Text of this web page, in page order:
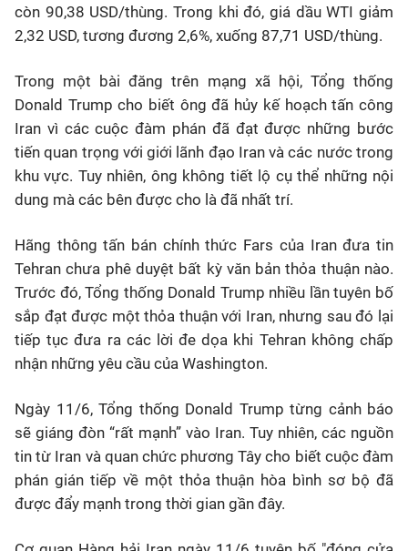
còn 90,38 USD/thùng. Trong khi đó, giá dầu WTI giảm
2,32 USD, tương đương 2,6%, xuống 87,71 USD/thùng.
Trong một bài đăng trên mạng xã hội, Tổng thống
Donald Trump cho biết ông đã hủy kế hoạch tấn công
Iran vì các cuộc đàm phán đã đạt được những bước
tiến quan trọng với giới lãnh đạo Iran và các nước trong
khu vực. Tuy nhiên, ông không tiết lộ cụ thể những nội
dung mà các bên được cho là đã nhất trí.
Hãng thông tấn bán chính thức Fars của Iran đưa tin
Tehran chưa phê duyệt bất kỳ văn bản thỏa thuận nào.
Trước đó, Tổng thống Donald Trump nhiều lần tuyên bố
sắp đạt được một thỏa thuận với Iran, nhưng sau đó lại
tiếp tục đưa ra các lời đe dọa khi Tehran không chấp
nhận những yêu cầu của Washington.
Ngày 11/6, Tổng thống Donald Trump từng cảnh báo
sẽ giáng đòn “rất mạnh” vào Iran. Tuy nhiên, các nguồn
tin từ Iran và quan chức phương Tây cho biết cuộc đàm
phán gián tiếp về một thỏa thuận hòa bình sơ bộ đã
được đẩy mạnh trong thời gian gần đây.